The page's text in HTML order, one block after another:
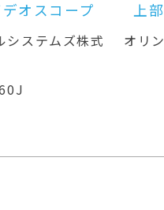
汎用ビデオスコープ
ディカルシステムズ株式
GIF-Q260